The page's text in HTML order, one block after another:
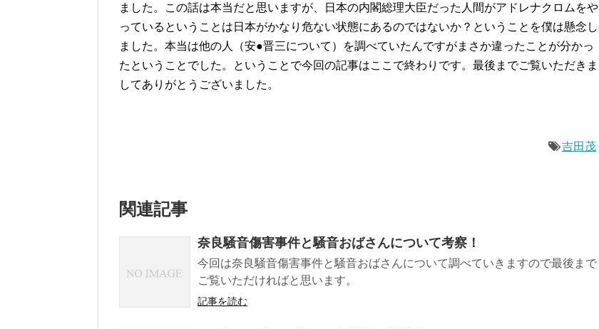
ました。この話は本当だと思いますが、日本の内閣総理大臣だった人間がアドレナクロムをや
っているということは日本がかなり危ない状態にあるのではないか？ということを僕は懸念し
ました。本当は他の人（安●晋三について）を調べていたんですがまさか違ったことが分かっ
たということでした。ということで今回の記事はここで終わりです。最後までご覧いただきま
してありがとうございました。
吉田茂
関連記事
奈良騒音傷害事件と騒音おばさんについて考察！
今回は奈良騒音傷害事件と騒音おばさんについて調べていきますので最後まで
ご覧いただければと思います。
記事を読む